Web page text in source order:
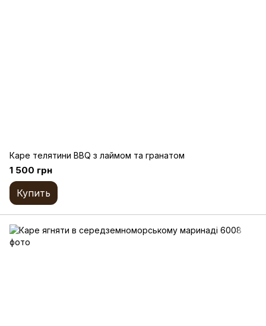
Каре телятини BBQ з лаймом та гранатом
1 500 грн
Купить